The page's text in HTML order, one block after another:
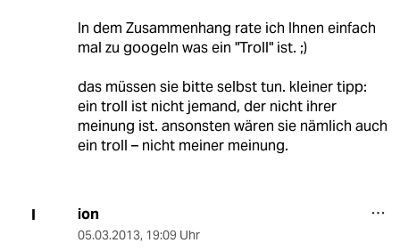
In dem Zusammenhang rate ich Ihnen einfach
mal zu googeln was ein "Troll" ist. ;)
das müssen sie bitte selbst tun. kleiner tipp:
ein troll ist nicht jemand, der nicht ihrer
meinung ist. ansonsten wären sie nämlich auch
ein troll – nicht meiner meinung.
I ion
05.03.2013, 19:09 Uhr